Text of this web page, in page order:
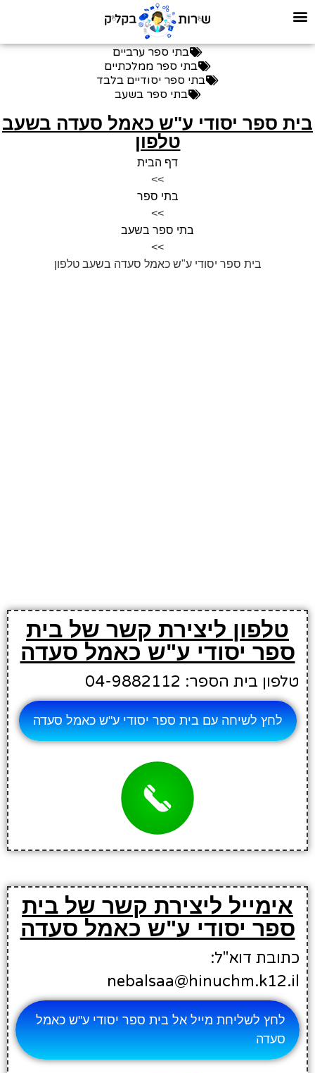
בתי ספר ערביים
בתי ספר ממלכתיים
בתי ספר יסודיים בלבד
בתי ספר בשעב
ספר יסודי ע"ש כאמל סעדה בשעב
טלפון
דף הבית
>>
בתי ספר
>>
בתי ספר בשעב
>>
בית ספר יסודי ע"ש כאמל סעדה בשעב טלפון
טלפון ליצירת קשר של בית
ספר יסודי ע"ש כאמל סעדה
טלפון בית הספר: 04-9882112
לחץ לשיחה עם בית ספר יסודי ע"ש כאמל סעדה
אימייל ליצירת קשר של בית
ספר יסודי ע"ש כאמל סעדה
כתובת דוא"ל:
nebalsaa@hinuchm.k12.il
לחץ לשליחת מייל אל בית ספר יסודי ע"ש כאמל
סעדה